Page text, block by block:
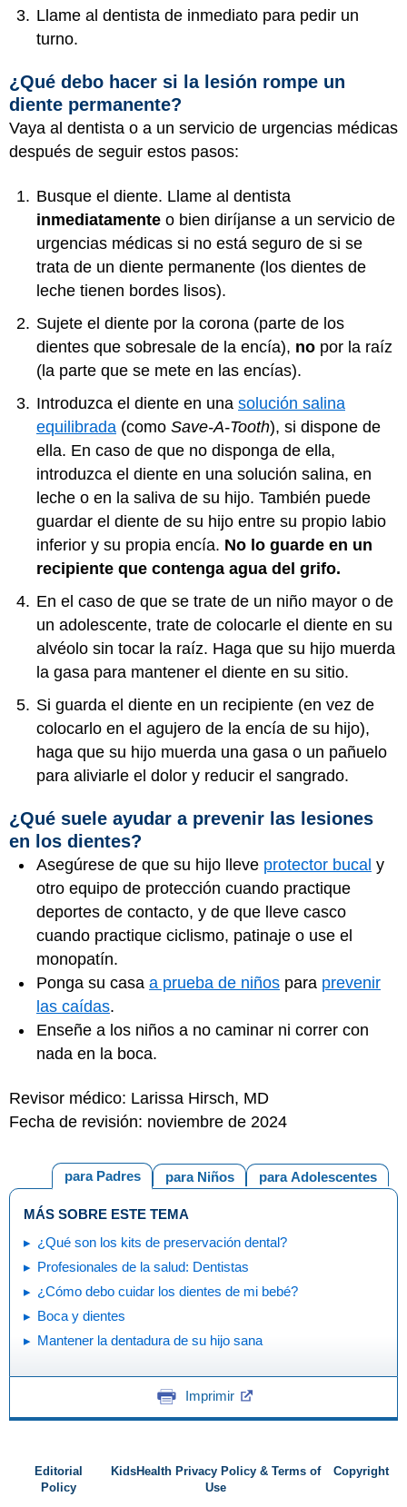
Llame al dentista de inmediato para pedir un
turno.
¿Qué debo hacer si la lesión rompe un
diente permanente?
Vaya al dentista o a un servicio de urgencias médicas
después de seguir estos pasos:
Busque el diente. Llame al dentista
inmediatamente o bien diríjanse a un servicio de
urgencias médicas si no está seguro de si se
trata de un diente permanente (los dientes de
leche tienen bordes lisos).
Sujete el diente por la corona (parte de los
dientes que sobresale de la encía), no por la raíz
(la parte que se mete en las encías).
Introduzca el diente en una solución salina
equilibrada (como Save-A-Tooth), si dispone de
ella. En caso de que no disponga de ella,
introduzca el diente en una solución salina, en
leche o en la saliva de su hijo. También puede
guardar el diente de su hijo entre su propio labio
inferior y su propia encía. No lo guarde en un
recipiente que contenga agua del grifo.
En el caso de que se trate de un niño mayor o de
un adolescente, trate de colocarle el diente en su
alvéolo sin tocar la raíz. Haga que su hijo muerda
la gasa para mantener el diente en su sitio.
Si guarda el diente en un recipiente (en vez de
colocarlo en el agujero de la encía de su hijo),
haga que su hijo muerda una gasa o un pañuelo
para aliviarle el dolor y reducir el sangrado.
¿Qué suele ayudar a prevenir las lesiones
en los dientes?
Asegúrese de que su hijo lleve protector bucal y
otro equipo de protección cuando practique
deportes de contacto, y de que lleve casco
cuando practique ciclismo, patinaje o use el
monopatín.
Ponga su casa a prueba de niños para prevenir
las caídas.
Enseñe a los niños a no caminar ni correr con
nada en la boca.
Revisor médico: Larissa Hirsch, MD
Fecha de revisión: noviembre de 2024
para Adolescentes
para Niños
para Padres
MÁS SOBRE ESTE TEMA
¿Qué son los kits de preservación dental?
Profesionales de la salud: Dentistas
¿Cómo debo cuidar los dientes de mi bebé?
Boca y dientes
Mantener la dentadura de su hijo sana
Imprimir
Editorial
Policy
KidsHealth Privacy Policy & Terms of
Use
Copyright